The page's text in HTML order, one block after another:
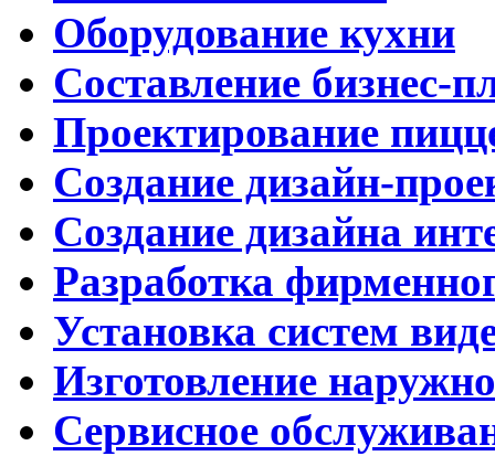
Оборудование кухни
Составление бизнес-
Проектирование
Создание дизайн-
Создание дизайна
Разработка
Установка систем
Изготовление
Сервисное